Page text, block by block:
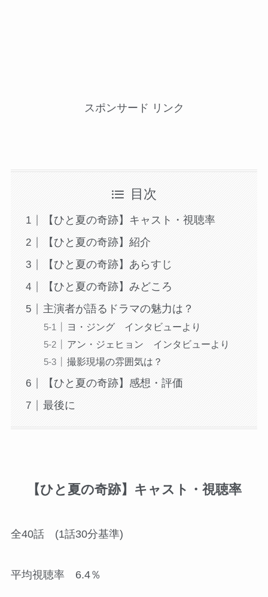
スポンサード リンク
目次
【ひと夏の奇跡】キャスト・視聴率
【ひと夏の奇跡】紹介
【ひと夏の奇跡】あらすじ
【ひと夏の奇跡】みどころ
主演者が語るドラマの魅力は？
ヨ・ジング インタビューより
アン・ジェヒョン インタビューより
撮影現場の雰囲気は？
【ひと夏の奇跡】感想・評価
最後に
【ひと夏の奇跡】キャスト・視聴率
全40話 (1話30分基準)
平均視聴率 6.4％